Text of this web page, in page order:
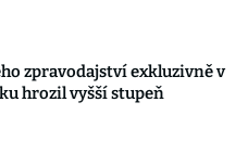
zpravodajství exkluzivně v
hrozil vyšší stupeň